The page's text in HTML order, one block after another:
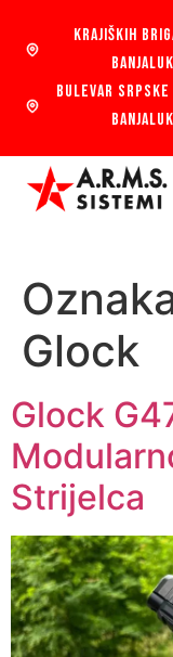
KRAJIŠKIH
BULEVAR
Glock
Glock
Strijelca